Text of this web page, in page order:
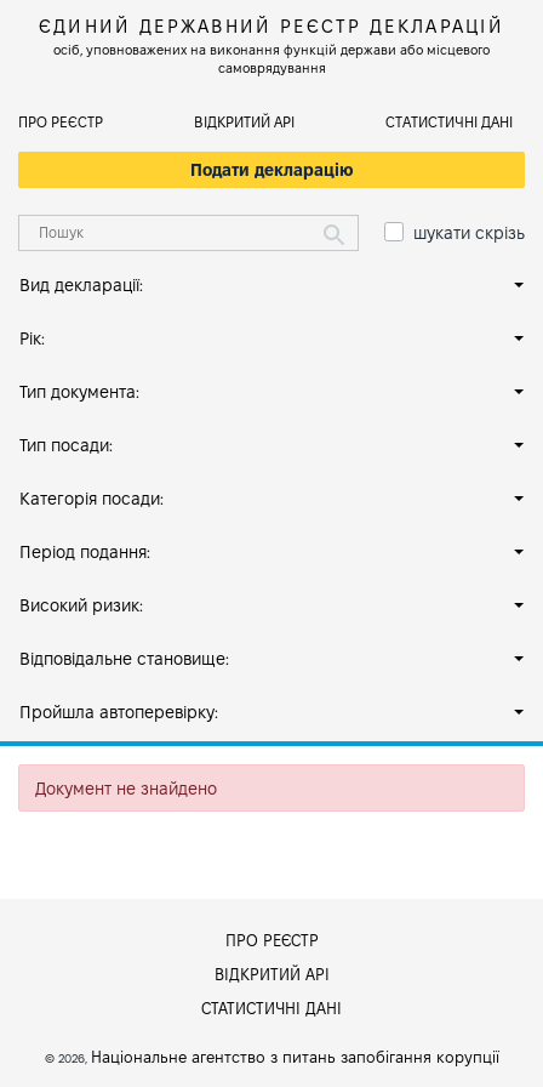
ЄДИНИЙ ДЕРЖАВНИЙ РЕЄСТР ДЕКЛАРАЦІЙ
осіб, уповноважених на виконання функцій держави або місцевого
самоврядування
ПРО РЕЄСТР ВІДКРИТИЙ АРІ СТАТИСТИЧНІ ДАНІ
Подати декларацію
шукати скрізь
Вид декларації:
Рік:
Тип документа:
Тип посади:
Категорія посади:
Період подання:
Високий ризик:
Відповідальне становище:
Пройшла автоперевірку:
Документ не знайдено
ПРО РЕЄСТР
ВІДКРИТИЙ АРІ
СТАТИСТИЧНІ ДАНІ
© 2026, Національне агентство з питань запобігання корупції